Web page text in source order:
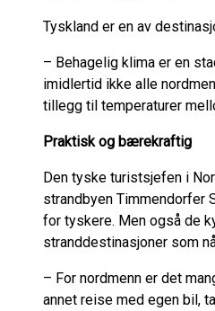
Tyskland er en av
– Behagelig klima er en
imidlertid ikke alle
tillegg til temperaturer
Praktisk og bærekraftig
Den tyske turistsjefen i
strandbyen Timmendorfer
for tyskere. Men også de
stranddestinasjoner som
– For nordmenn er det
annet reise med egen bil,